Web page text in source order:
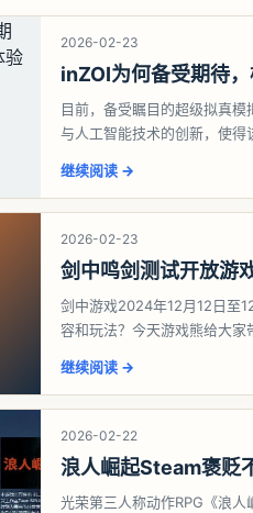
2026-02-23
inZOI为何备受期待
目前，备受瞩目的超级拟真
与人工智能技术的创新，使
继续阅读 →
2026-02-23
剑中鸣剑测试开放游
剑中游戏2024年12月12日至
容和玩法？今天游戏熊给大家
继续阅读 →
2026-02-22
浪人崛起Steam褒贬
光荣第三人称动作RPG《浪